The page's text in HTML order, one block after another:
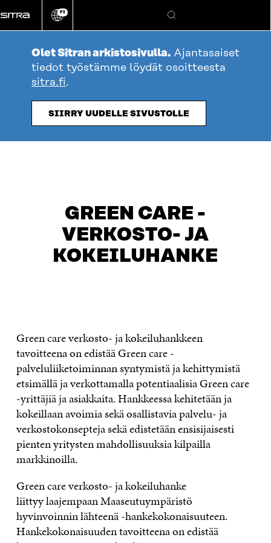
suoraan
sisältöön
Vaihda
kieli
FI
Hae
Olet Sitran arkistosivulla. Ajantasaiset
tiedot työstämme löydät osoitteesta
sitra.fi.
SIIRRY UUDELLE SIVUSTOLLE
GREEN CARE -
VERKOSTO- JA
KOKEILUHANKE
table_of_contents
Green care verkosto- ja kokeiluhankkeen
tavoitteena on edistää Green care -
palveluliiketoiminnan syntymistä ja kehittymistä
etsimällä ja verkottamalla potentiaalisia Green care
-yrittäjiä ja asiakkaita. Hankkeessa kehitetään ja
kokeillaan avoimia sekä osallistavia palvelu- ja
verkostokonsepteja sekä edistetään ensisijaisesti
pienten yritysten mahdollisuuksia kilpailla
markkinoilla.
Green care verkosto- ja kokeiluhanke
liittyy laajempaan Maaseutuympäristö
hyvinvoinnin lähteenä -hankekokonaisuuteen.
Hankekokonaisuuden tavoitteena on edistää